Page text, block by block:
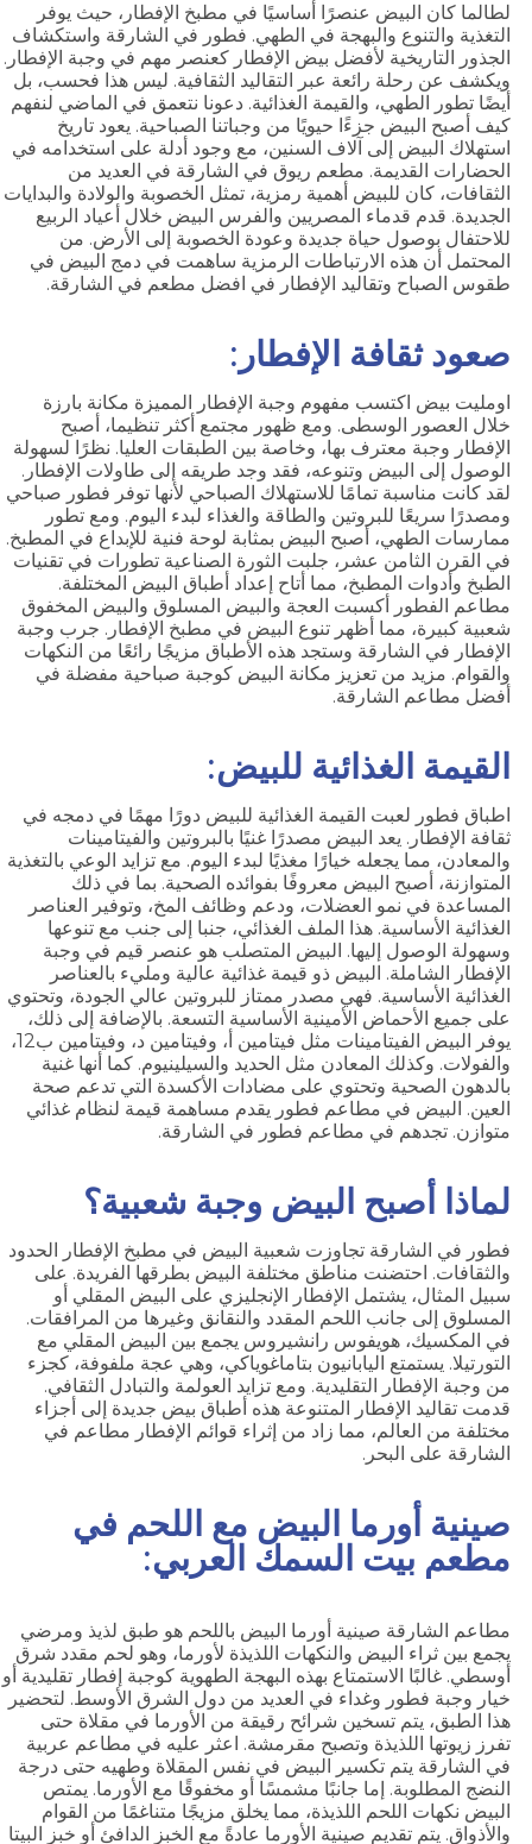
لطالما كان البيض عنصرًا أساسيًا في مطبخ الإفطار، حيث يوفر
التغذية والتنوع والبهجة في الطهي. فطور في الشارقة واستكشاف
الجذور التاريخية لأفضل بيض الإفطار كعنصر مهم في وجبة الإفطار.
ويكشف عن رحلة رائعة عبر التقاليد الثقافية. ليس هذا فحسب، بل
أيضًا تطور الطهي، والقيمة الغذائية. دعونا نتعمق في الماضي لنفهم
كيف أصبح البيض جزءًا حيويًا من وجباتنا الصباحية. يعود تاريخ
استهلاك البيض إلى آلاف السنين، مع وجود أدلة على استخدامه في
الحضارات القديمة. مطعم ريوق في الشارقة في العديد من
الثقافات، كان للبيض أهمية رمزية، تمثل الخصوبة والولادة والبدايات
الجديدة. قدم قدماء المصريين والفرس البيض خلال أعياد الربيع
للاحتفال بوصول حياة جديدة وعودة الخصوبة إلى الأرض. من
المحتمل أن هذه الارتباطات الرمزية ساهمت في دمج البيض في
طقوس الصباح وتقاليد الإفطار في افضل مطعم في الشارقة.
صعود ثقافة الإفطار:
اومليت بيض اكتسب مفهوم وجبة الإفطار المميزة مكانة بارزة
خلال العصور الوسطى. ومع ظهور مجتمع أكثر تنظيما، أصبح
الإفطار وجبة معترف بها، وخاصة بين الطبقات العليا. نظرًا لسهولة
الوصول إلى البيض وتنوعه، فقد وجد طريقه إلى طاولات الإفطار.
لقد كانت مناسبة تمامًا للاستهلاك الصباحي لأنها توفر فطور صباحي
ومصدرًا سريعًا للبروتين والطاقة والغذاء لبدء اليوم. ومع تطور
ممارسات الطهي، أصبح البيض بمثابة لوحة فنية للإبداع في المطبخ.
في القرن الثامن عشر، جلبت الثورة الصناعية تطورات في تقنيات
الطبخ وأدوات المطبخ، مما أتاح إعداد أطباق البيض المختلفة.
مطاعم الفطور أكسبت العجة والبيض المسلوق والبيض المخفوق
شعبية كبيرة، مما أظهر تنوع البيض في مطبخ الإفطار. جرب وجبة
الإفطار في الشارقة وستجد هذه الأطباق مزيجًا رائعًا من النكهات
والقوام. مزيد من تعزيز مكانة البيض كوجبة صباحية مفضلة في
أفضل مطاعم الشارقة.
القيمة الغذائية للبيض:
اطباق فطور لعبت القيمة الغذائية للبيض دورًا مهمًا في دمجه في
ثقافة الإفطار. يعد البيض مصدرًا غنيًا بالبروتين والفيتامينات
والمعادن، مما يجعله خيارًا مغذيًا لبدء اليوم. مع تزايد الوعي بالتغذية
المتوازنة، أصبح البيض معروفًا بفوائده الصحية. بما في ذلك
المساعدة في نمو العضلات، ودعم وظائف المخ، وتوفير العناصر
الغذائية الأساسية. هذا الملف الغذائي، جنبا إلى جنب مع تنوعها
وسهولة الوصول إليها. البيض المتصلب هو عنصر قيم في وجبة
الإفطار الشاملة. البيض ذو قيمة غذائية عالية ومليء بالعناصر
الغذائية الأساسية. فهي مصدر ممتاز للبروتين عالي الجودة، وتحتوي
على جميع الأحماض الأمينية الأساسية التسعة. بالإضافة إلى ذلك،
يوفر البيض الفيتامينات مثل فيتامين أ، وفيتامين د، وفيتامين ب12،
والفولات. وكذلك المعادن مثل الحديد والسيلينيوم. كما أنها غنية
بالدهون الصحية وتحتوي على مضادات الأكسدة التي تدعم صحة
العين. البيض في مطاعم فطور يقدم مساهمة قيمة لنظام غذائي
متوازن. تجدهم في مطاعم فطور في الشارقة.
لماذا أصبح البيض وجبة شعبية؟
فطور في الشارقة تجاوزت شعبية البيض في مطبخ الإفطار الحدود
والثقافات. احتضنت مناطق مختلفة البيض بطرقها الفريدة. على
سبيل المثال، يشتمل الإفطار الإنجليزي على البيض المقلي أو
المسلوق إلى جانب اللحم المقدد والنقانق وغيرها من المرافقات.
في المكسيك، هويفوس رانشيروس يجمع بين البيض المقلي مع
التورتيلا. يستمتع اليابانيون بتاماغوياكي، وهي عجة ملفوفة، كجزء
من وجبة الإفطار التقليدية. ومع تزايد العولمة والتبادل الثقافي.
قدمت تقاليد الإفطار المتنوعة هذه أطباق بيض جديدة إلى أجزاء
مختلفة من العالم، مما زاد من إثراء قوائم الإفطار مطاعم في
الشارقة على البحر.
صينية أورما البيض مع اللحم في
مطعم بيت السمك العربي:
مطاعم الشارقة صينية أورما البيض باللحم هو طبق لذيذ ومرضي
يجمع بين ثراء البيض والنكهات اللذيذة لأورما، وهو لحم مقدد شرق
أوسطي. غالبًا الاستمتاع بهذه البهجة الطهوية كوجبة إفطار تقليدية أو
خيار وجبة فطور وغداء في العديد من دول الشرق الأوسط. لتحضير
هذا الطبق، يتم تسخين شرائح رقيقة من الأورما في مقلاة حتى
تفرز زيوتها اللذيذة وتصبح مقرمشة. اعثر عليه في مطاعم عربية
في الشارقة يتم تكسير البيض في نفس المقلاة وطهيه حتى درجة
النضج المطلوبة. إما جانبًا مشمسًا أو مخفوقًا مع الأورما. يمتص
البيض نكهات اللحم اللذيذة، مما يخلق مزيجًا متناغمًا من القوام
والأذواق. يتم تقديم صينية الأورما عادةً مع الخبز الدافئ أو خبز البيتا